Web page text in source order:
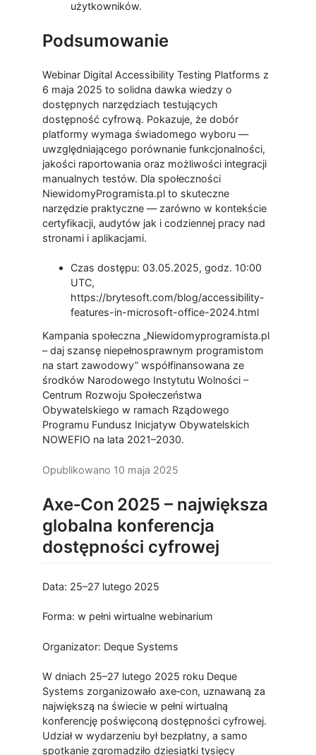
użytkowników.
Podsumowanie
Webinar Digital Accessibility Testing Platforms z
6 maja 2025 to solidna dawka wiedzy o
dostępnych narzędziach testujących
dostępność cyfrową. Pokazuje, że dobór
platformy wymaga świadomego wyboru —
uwzględniającego porównanie funkcjonalności,
jakości raportowania oraz możliwości integracji
manualnych testów. Dla społeczności
NiewidomyProgramista.pl to skuteczne
narzędzie praktyczne — zarówno w kontekście
certyfikacji, audytów jak i codziennej pracy nad
stronami i aplikacjami.
Czas dostępu: 03.05.2025, godz. 10:00
UTC,
https://brytesoft.com/blog/accessibility-
features-in-microsoft-office-2024.html
Kampania społeczna „Niewidomyprogramista.pl
– daj szansę niepełnosprawnym programistom
na start zawodowy” współfinansowana ze
środków Narodowego Instytutu Wolności –
Centrum Rozwoju Społeczeństwa
Obywatelskiego w ramach Rządowego
Programu Fundusz Inicjatyw Obywatelskich
NOWEFIO na lata 2021–2030.
Opublikowano 10 maja 2025
Axe‑Con 2025 – największa
globalna konferencja
dostępności cyfrowej
Data: 25–27 lutego 2025
Forma: w pełni wirtualne webinarium
Organizator: Deque Systems
W dniach 25–27 lutego 2025 roku Deque
Systems zorganizowało axe‑con, uznawaną za
największą na świecie w pełni wirtualną
konferencję poświęconą dostępności cyfrowej.
Udział w wydarzeniu był bezpłatny, a samo
spotkanie zgromadziło dziesiątki tysięcy